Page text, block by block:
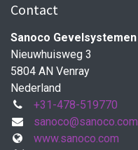
Contact
Sanoco Gevelsystemen
Nieuwhuisweg 3
5804 AN Venray
Nederland
+31-478-519770
sanoco@sanoco.com
www.sanoco.com